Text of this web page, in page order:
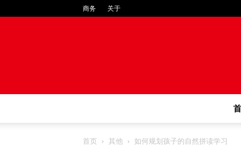
商务 关于
首页 其他 如何规划孩子的自然拼读学习